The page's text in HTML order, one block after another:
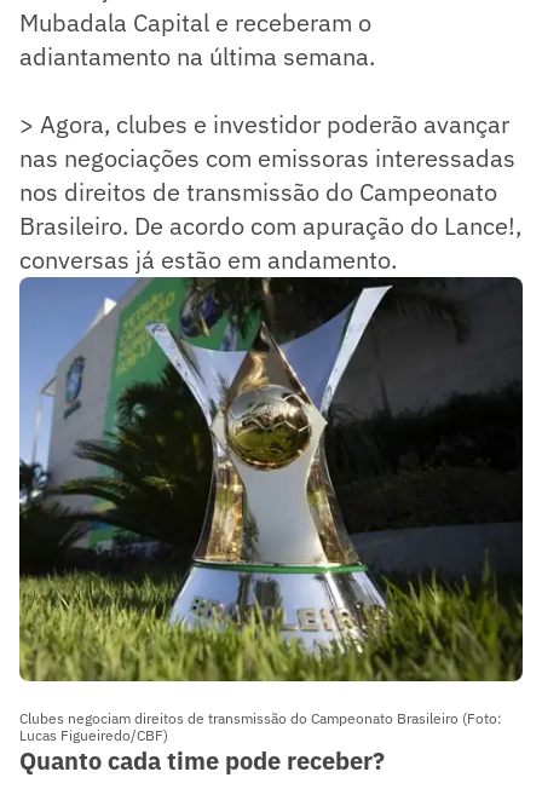
Mubadala Capital e receberam o
adiantamento na última semana.
> Agora, clubes e investidor poderão avançar
nas negociações com emissoras interessadas
nos direitos de transmissão do Campeonato
Brasileiro. De acordo com apuração do Lance!,
conversas já estão em andamento.
Clubes negociam direitos de transmissão do Campeonato Brasileiro (Foto:
Lucas Figueiredo/CBF)
Quanto cada time pode receber?